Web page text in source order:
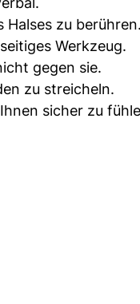
Halses zu
Werkzeug.
gegen sie.
zu streicheln.
sicher zu